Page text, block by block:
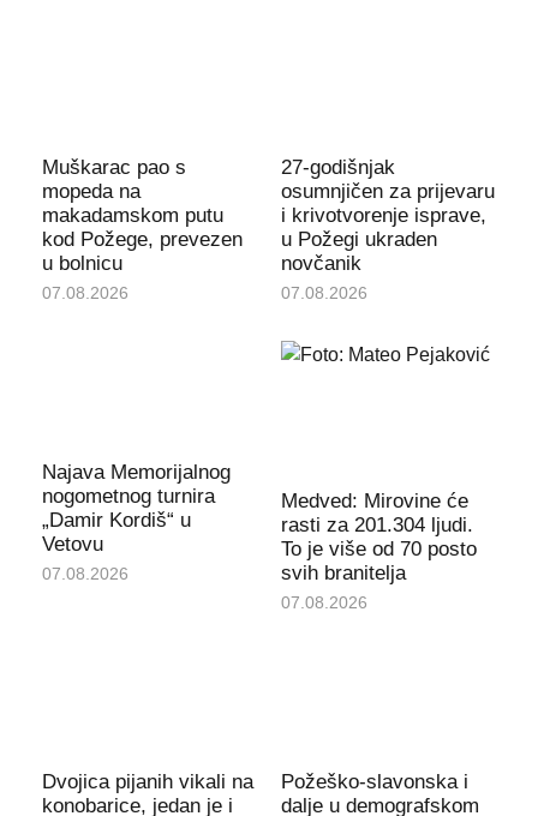
Muškarac pao s
mopeda na
makadamskom putu
kod Požege, prevezen
u bolnicu
07.08.2026
27-godišnjak
osumnjičen za prijevaru
i krivotvorenje isprave,
u Požegi ukraden
novčanik
07.08.2026
Najava Memorijalnog
nogometnog turnira
„Damir Kordiš“ u
Vetovu
07.08.2026
Medved: Mirovine će
rasti za 201.304 ljudi.
To je više od 70 posto
svih branitelja
07.08.2026
Dvojica pijanih vikali na
konobarice, jedan je i
Požeško-slavonska i
dalje u demografskom